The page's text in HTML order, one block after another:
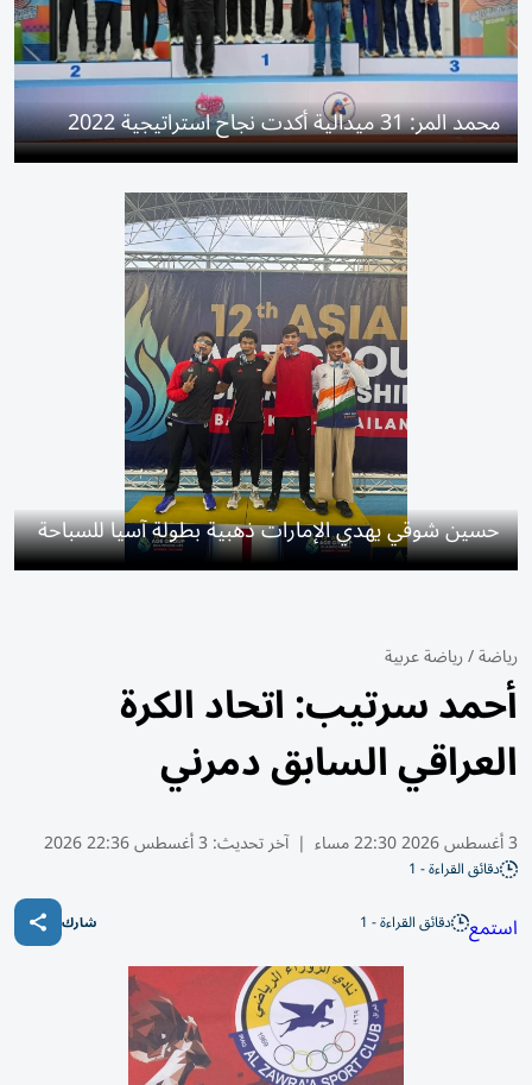
محمد المر: 31 ميدالية أكدت نجاح استراتيجية 2022
حسين شوقي يهدي الإمارات ذهبية بطولة آسيا للسباحة
رياضة/رياضة عربية
أحمد سرتيب: اتحاد الكرة
العراقي السابق دمرني
3 أغسطس 2026 22:30 مساء | آخر تحديث: 3 أغسطس 22:36 2026
دقائق القراءة - 1
استمع دقائق القراءة - 1 شارك